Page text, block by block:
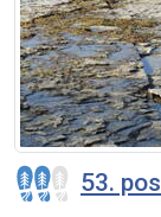
53.